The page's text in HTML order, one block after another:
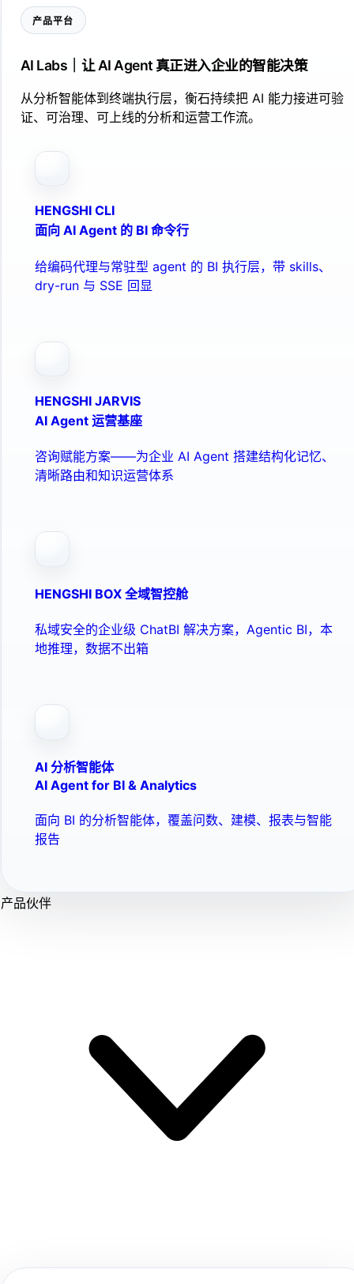
产品平台
AI Labs｜让 AI Agent 真正进入企业的智能决策
从分析智能体到终端执行层，衡石持续把 AI 能力接进可验
证、可治理、可上线的分析和运营工作流。
HENGSHI CLI
面向 AI Agent 的 BI 命令行
给编码代理与常驻型 agent 的 BI 执行层，带 skills、
dry-run 与 SSE 回显
HENGSHI JARVIS
AI Agent 运营基座
咨询赋能方案——为企业 AI Agent 搭建结构化记忆、
清晰路由和知识运营体系
HENGSHI BOX 全域智控舱
私域安全的企业级 ChatBI 解决方案，Agentic BI，本
地推理，数据不出箱
AI 分析智能体
AI Agent for BI & Analytics
面向 BI 的分析智能体，覆盖问数、建模、报表与智能
报告
产品伙伴